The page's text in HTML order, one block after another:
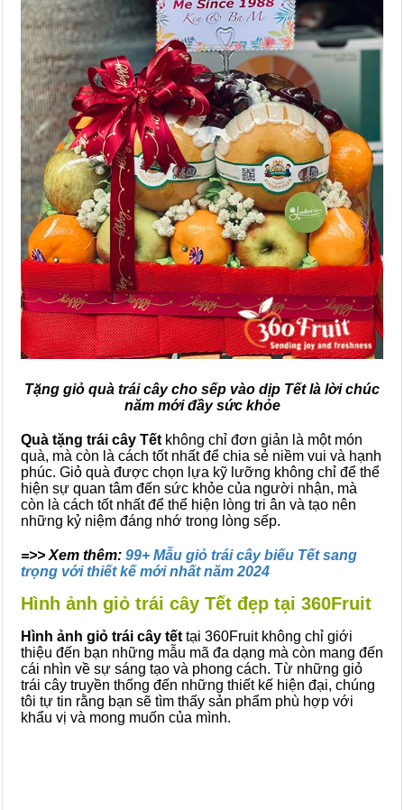
Tặng giỏ quà trái cây cho sếp vào dịp Tết là lời chúc
năm mới đầy sức khỏe
Quà tặng trái cây Tết không chỉ đơn giản là một món
quà, mà còn là cách tốt nhất để chia sẻ niềm vui và hạnh
phúc. Giỏ quà được chọn lựa kỹ lưỡng không chỉ để thể
hiện sự quan tâm đến sức khỏe của người nhận, mà
còn là cách tốt nhất để thể hiện lòng tri ân và tạo nên
những kỷ niệm đáng nhớ trong lòng sếp.
=>> Xem thêm: 99+ Mẫu giỏ trái cây biếu Tết sang
trọng với thiết kế mới nhất năm 2024
Hình ảnh giỏ trái cây Tết đẹp tại 360Fruit
Hình ảnh giỏ trái cây tết tại 360Fruit không chỉ giới
thiệu đến bạn những mẫu mã đa dạng mà còn mang đến
cái nhìn về sự sáng tạo và phong cách. Từ những giỏ
trái cây truyền thống đến những thiết kế hiện đại, chúng
tôi tự tin rằng bạn sẽ tìm thấy sản phẩm phù hợp với
khẩu vị và mong muốn của mình.